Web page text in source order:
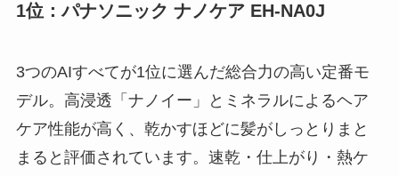
1位：パナソニック ナノケア EH-NA0J
3つのAIすべてが1位に選んだ総合力の高い定番モ
デル。高浸透「ナノイー」とミネラルによるヘア
ケア性能が高く、乾かすほどに髪がしっとりまと
まると評価されています。速乾・仕上がり・熱ケ